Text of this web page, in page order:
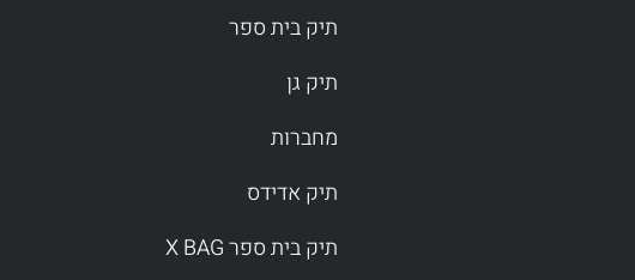
תיק בית ספר
תיק גן
מחברות
תיק אדידס
תיק בית ספר X BAG